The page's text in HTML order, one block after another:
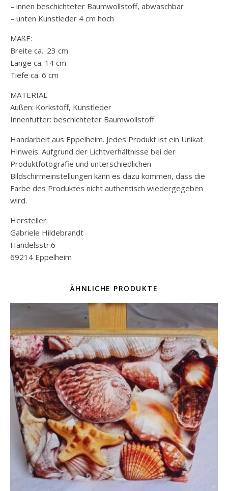
– innen beschichteter Baumwollstoff, abwaschbar
– unten Kunstleder 4 cm hoch
MAßE:
Breite ca.: 23 cm
Länge ca. 14 cm
Tiefe ca. 6 cm
MATERIAL
Außen: Korkstoff, Kunstleder
Innenfutter: beschichteter Baumwollstoff
Handarbeit aus Eppelheim. Jedes Produkt ist ein Unikat
Hinweis: Aufgrund der Lichtverhältnisse bei der
Produktfotografie und unterschiedlichen
Bildschirmeinstellungen kann es dazu kommen, dass die
Farbe des Produktes nicht authentisch wiedergegeben
wird.
Hersteller:
Gabriele Hildebrandt
Handelsstr.6
69214 Eppelheim
ÄHNLICHE PRODUKTE